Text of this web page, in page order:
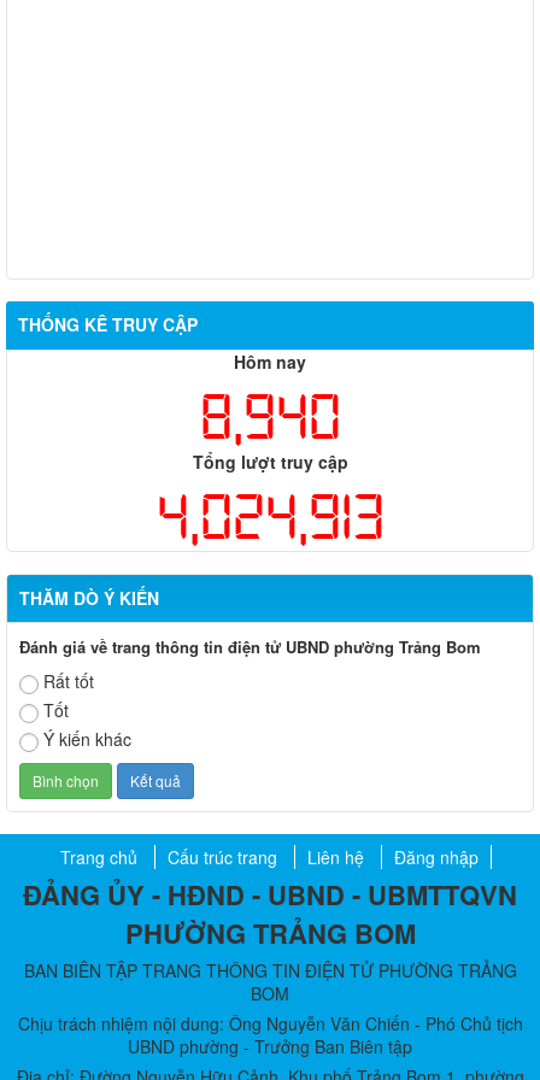
THỐNG KÊ TRUY CẬP
Hôm nay
8,940
Tổng lượt truy cập
4,024,913
THĂM DÒ Ý KIẾN
Đánh giá về trang thông tin điện tử UBND phường Trảng Bom
Rất tốt
Tốt
Ý kiến khác
Trang chủ Cấu trúc trang Liên hệ Đăng nhập
ĐẢNG ỦY - HĐND - UBND - UBMTTQVN
PHƯỜNG TRẢNG BOM
BAN BIÊN TẬP TRANG THÔNG TIN ĐIỆN TỬ PHƯỜNG TRẢNG
BOM
Chịu trách nhiệm nội dung: Ông Nguyễn Văn Chiến - Phó Chủ tịch
UBND phường - Trưởng Ban Biên tập